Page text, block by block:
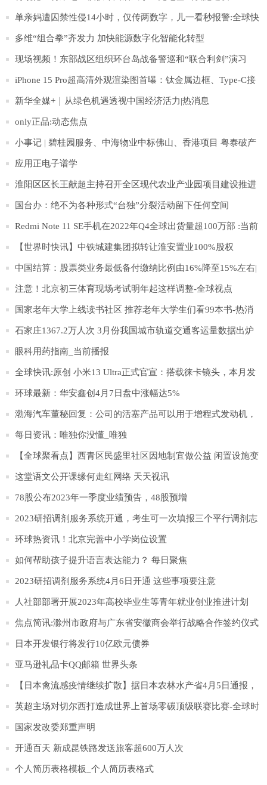
单亲妈遭囚禁性侵14小时，仅传两数字，儿一看秒报警:全球快
报
多维“组合拳”齐发力 加快能源数字化智能化转型
现场视频！东部战区组织环台岛战备警巡和“联合利剑”演习
iPhone 15 Pro超高清外观渲染图首曝：钛金属边框、Type-C接
口
新华全媒+｜从绿色机遇透视中国经济活力|热消息
only正品:动态焦点
小事记 | 碧桂园服务、中海物业中标佛山、香港项目 粤泰破产
清算案通过
应用正电子谱学
淮阳区区长王献超主持召开全区现代农业产业园项目建设推进
会
国台办：绝不为各种形式“台独”分裂活动留下任何空间
Redmi Note 11 SE手机在2022年Q4全球出货量超100万部 :当前
观点
【世界时快讯】中铁城建集团拟转让淮安置业100%股权
中国结算：股票类业务最低备付缴纳比例由16%降至15%左右|
滚动
注意！北京初三体育现场考试明年起这样调整-全球视点
国家老年大学上线读书社区 推荐老年大学生们看99本书-热消
息
石家庄1367.2万人次 3月份我国城市轨道交通客运量数据出炉
环球精选
眼科用药指南_当前播报
全球快讯:原创 小米13 Ultra正式官宣：搭载徕卡镜头，本月发
布
环球最新：华安鑫创4月7日盘中涨幅达5%
渤海汽车董秘回复：公司的活塞产品可以用于增程式发动机，
目前参与塞力斯问界M5、M7增程式发动机的配套:世界速看
每日资讯：唯独你没懂_唯独
【全球聚看点】西青区民盛里社区因地制宜做公益 闲置设施变
身“爱心置换亭”
这堂语文公开课缘何走红网络 天天视讯
78股公布2023年一季度业绩预告，48股预增
2023研招调剂服务系统开通，考生可一次填报三个平行调剂志
愿
环球热资讯！北京完善中小学岗位设置
如何帮助孩子提升语言表达能力？ 每日聚焦
2023研招调剂服务系统4月6日开通 这些事项要注意
人社部部署开展2023年高校毕业生等青年就业创业推进计划
焦点简讯:滁州市政府与广东省安徽商会举行战略合作签约仪式
日本开发银行将发行10亿欧元债券
亚马逊礼品卡QQ邮箱 世界头条
【日本禽流感疫情继续扩散】据日本农林水产省4月5日通报，
日本北海道千岁市一处农场发生高致病性H5N1型禽流感疫情。
这家农场饲养的约35万只蛋鸡以及同一城市与其有关的另一家
农场饲养的约4万只蛋鸡都将被扑杀。这是日本当前禽流感流行
季报告的第83起疫情。
英超主场对切尔西打造成世界上首场零碳顶级联赛比赛-全球时
讯
国家发改委郑重声明
开通百天 新成昆铁路发送旅客超600万人次
个人简历表格模板_个人简历表格式